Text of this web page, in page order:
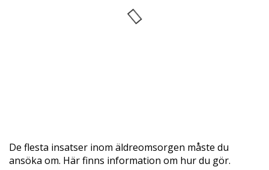
De flesta insatser inom äldreomsorgen måste du
ansöka om. Här finns information om hur du gör.